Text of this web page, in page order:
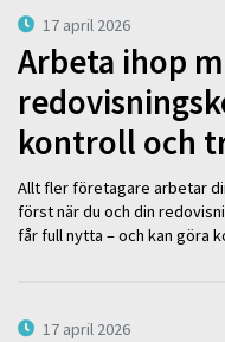
17 april 2026
Arbeta ihop
kontroll och
Allt fler företagare arbetar
först när du och din
får full nytta – och kan göra
17 april 2026